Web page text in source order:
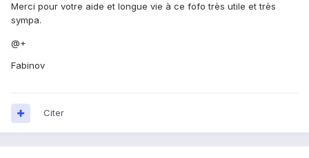
Merci pour votre aide et longue vie à ce fofo très utile et très
sympa.
@+
Fabinov
Citer